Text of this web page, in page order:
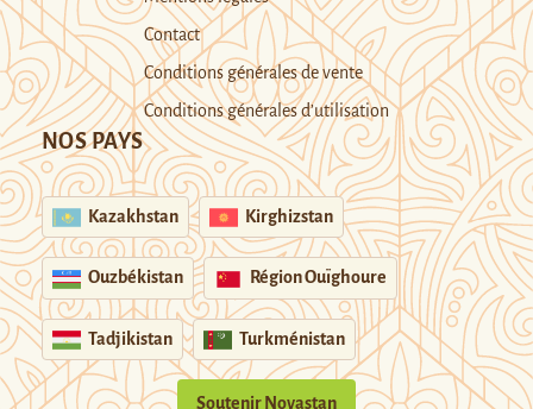
Contact
Conditions générales de vente
Conditions générales d’utilisation
NOS PAYS
Kazakhstan Kirghizstan
Ouzbékistan Région Ouïghoure
Tadjikistan Turkménistan
Soutenir Novastan